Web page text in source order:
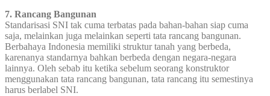
7. Rancang Bangunan
Standarisasi SNI tak cuma terbatas pada bahan-bahan siap cuma
saja, melainkan juga melainkan seperti tata rancang bangunan.
Berbahaya Indonesia memiliki struktur tanah yang berbeda,
karenanya standarnya bahkan berbeda dengan negara-negara
lainnya. Oleh sebab itu ketika sebelum seorang konstruktor
menggunakan tata rancang bangunan, tata rancang itu semestinya
harus berlabel SNI.